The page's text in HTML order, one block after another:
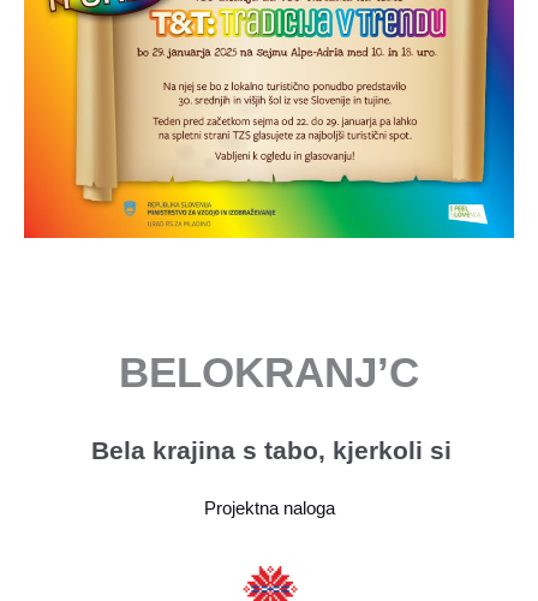
BELOKRANJ’C
Bela krajina s tabo, kjerkoli si
Projektna naloga